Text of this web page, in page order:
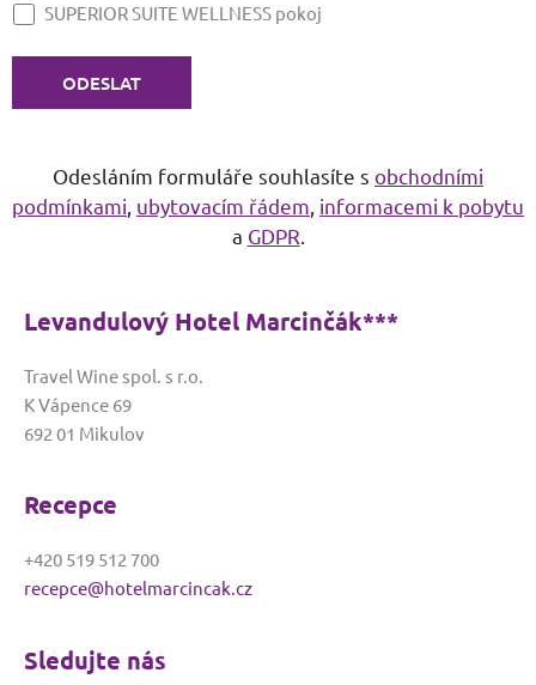
SUPERIOR SUITE WELLNESS pokoj
t
Odesláním formuláře souhlasíte s obchodními
podmínkami ubytovacím řádem informacemi k pobytu
a GDPR
Levandulový Hotel Marcinčák***
Travel Wine spol. s r.o.
K Vápence 69
692 01 Mikulov
Recepce
+420 519 512 700
recepce@hotelmarcincak.cz
Sledujte nás